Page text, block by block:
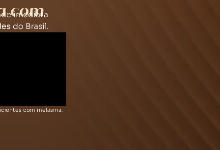
com
imediata
do Brasil.
com melasma.